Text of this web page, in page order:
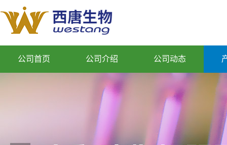
公司首页 公司介绍 公司动态